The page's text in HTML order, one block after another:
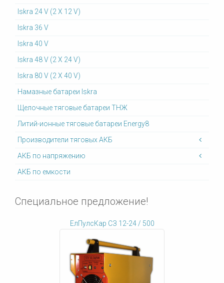
Iskra 24 V (2 X 12 V)
Iskra 36 V
Iskra 40 V
Iskra 48 V (2 X 24 V)
Iskra 80 V (2 X 40 V)
Намазные батареи Iskra
Щелочные тяговые батареи ТНЖ
Литий-ионные тяговые батареи Energy8
Производители тяговых АКБ
АКБ по напряжению
АКБ по емкости
Специальное предложение!
ЕлПулсКар СЗ 12-24 / 500